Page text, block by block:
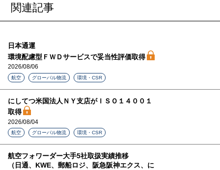
関連記事
日本通運
環境配慮型ＦＷＤサービスで妥当性評価取得
2026/08/06
航空 グローバル物流 環境・CSR
にしてつ米国法人ＮＹ支店がＩＳＯ１４００１
取得
2026/08/04
航空 グローバル物流 環境・CSR
航空フォワーダー大手5社取扱実績推移
（日通、KWE、郵船ロジ、阪急阪神エクス、に